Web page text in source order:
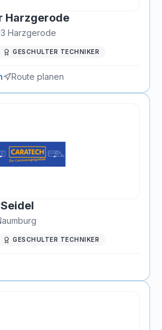
Harzgerode
Harzgerode
GESCHULTER TECHNIKER
Route planen
GESCHULTER TECHNIKER